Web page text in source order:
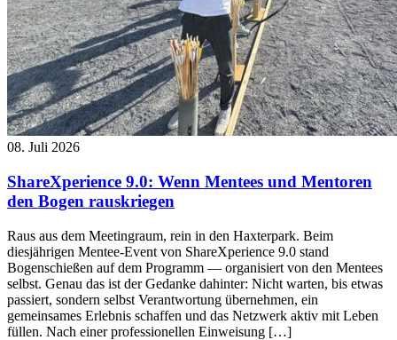
08. Juli 2026
ShareXperience 9.0: Wenn Mentees und Mentoren
den Bogen rauskriegen
Raus aus dem Meetingraum, rein in den Haxterpark. Beim
diesjährigen Mentee-Event von ShareXperience 9.0 stand
Bogenschießen auf dem Programm — organisiert von den Mentees
selbst. Genau das ist der Gedanke dahinter: Nicht warten, bis etwas
passiert, sondern selbst Verantwortung übernehmen, ein
gemeinsames Erlebnis schaffen und das Netzwerk aktiv mit Leben
füllen. Nach einer professionellen Einweisung […]